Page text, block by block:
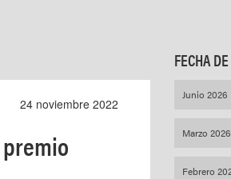
24 noviembre 2022
FECHA
Junio 2026
Marzo 2026
Febrero